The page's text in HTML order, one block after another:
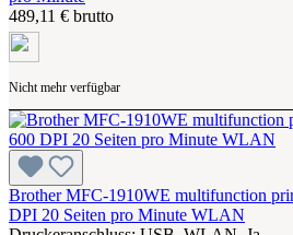
489,11 € brutto
Nicht mehr verfügbar
Brother MFC-1910WE multifunction
DPI 20 Seiten pro Minute WLAN